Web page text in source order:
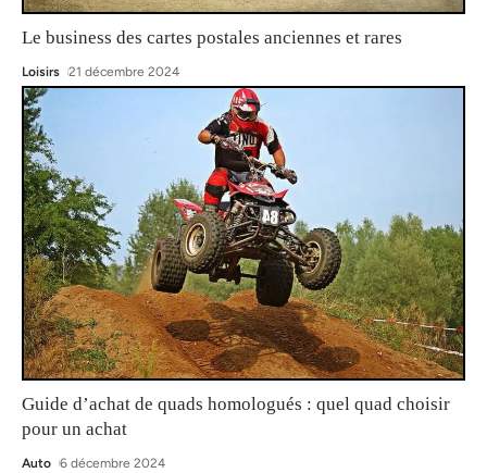
Le business des cartes postales anciennes et rares
Loisirs 21 décembre 2024
Guide d’achat de quads homologués : quel quad choisir
pour un achat
Auto 6 décembre 2024